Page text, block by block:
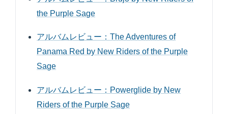
the Purple Sage
アルバムレビュー：The Adventures of
Panama Red by New Riders of the Purple
Sage
アルバムレビュー：Powerglide by New
Riders of the Purple Sage